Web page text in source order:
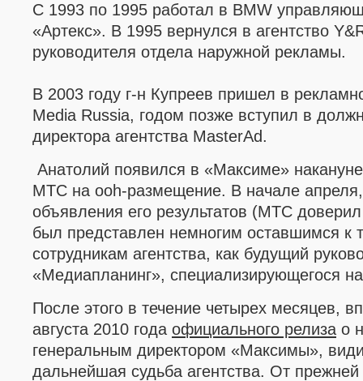
C 1993 по 1995 работал в BMW
«Артекс». В 1995 вернулся в агентство
руководителя отдела наружной рекламы.
В 2003 году г-н Купреев пришел в
Мedia Russia, годом позже вступил в
директора агентства MasterAd.
Анатолий появился в «Максиме»
МТС на ooh-размещение. В начале
объявления его результатов (МТС
был представлен немногим оставшимся к
сотрудникам агентства, как будущий
«Медиапланинг», специализирующегося
После этого в течение четырех месяцев,
августа 2010 года официального релиза о
генеральным директором «Максимы»,
дальнейшая судьба агентства. От прежней